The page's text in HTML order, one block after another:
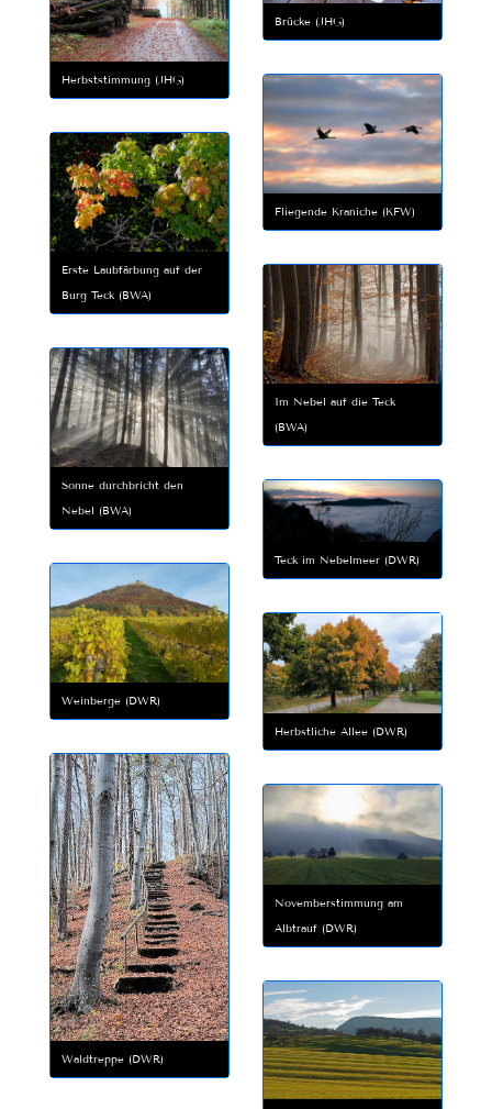
Brücke (JHG)
Herbststimmung (JHG)
Fliegende Kraniche (KFW)
Erste Laubfärbung auf der
Burg Teck (BWA)
Im Nebel auf die Teck
(BWA)
Sonne durchbricht den
Nebel (BWA)
Teck im Nebelmeer (DWR)
Weinberge (DWR)
Herbstliche Allee (DWR)
Waldtreppe (DWR)
Novemberstimmung am
Albtrauf (DWR)